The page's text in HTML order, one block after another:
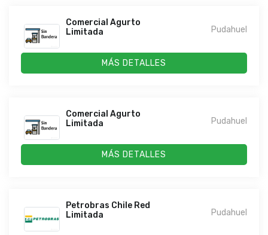
Comercial Agurto
Limitada
Pudahuel
MÁS DETALLES
Comercial Agurto
Limitada
Pudahuel
MÁS DETALLES
Petrobras Chile Red
Limitada
Pudahuel